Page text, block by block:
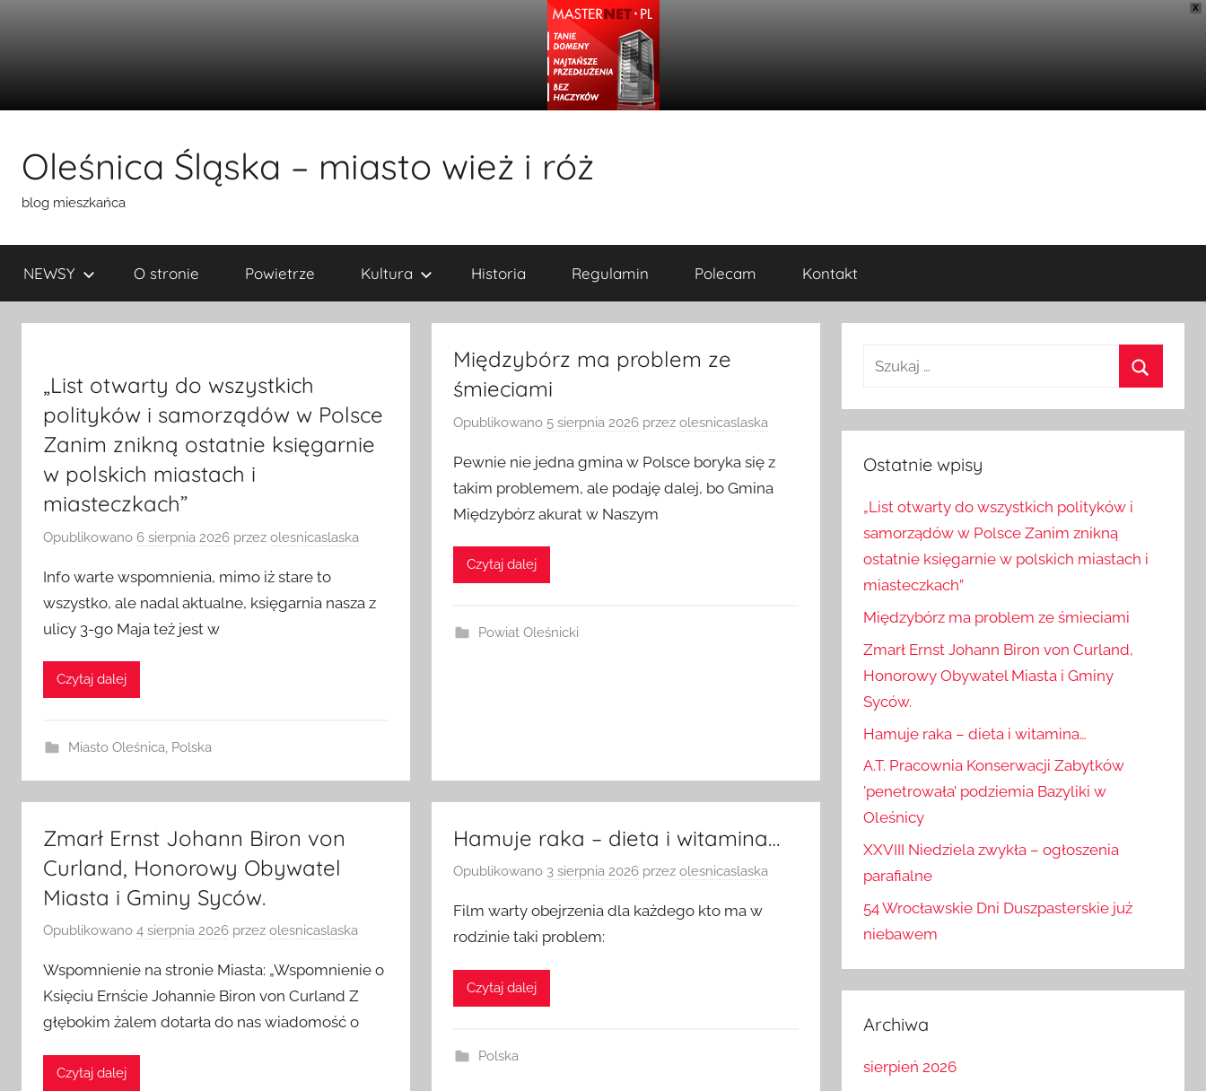
X
Oleśnica Śląska – miasto wież i róż
NEWSY O stronie Powietrze Kultura Historia Regulamin Polecam Kontakt
„List otwarty do wszystkich
polityków i samorządów w Polsce
Zanim znikną ostatnie księgarnie
w polskich miastach i
miasteczkach”
Opublikowano 6 sierpnia 2026 przez olesnicaslaska
Info warte wspomnienia, mimo iż stare to
wszystko, ale nadal aktualne, księgarnia nasza z
ulicy 3-go Maja też jest w
Międzybórz ma problem ze
śmieciami
Opublikowano5 sierpnia 2026 przezolesnicaslaska
Pewnie nie jedna gmina w Polsce boryka się z
takim problemem, ale podaję dalej, bo Gmina
Międzybórz akurat w Naszym
Zmarł Ernst Johann Biron von
Curland, Honorowy Obywatel
Miasta i Gminy Syców.
4 sierpnia 2026 olesnicaslaska
Wspomnienie na stronie Miasta: „Wspomnienie o
Księciu Ernście Johannie Biron von Curland Z
głębokim żalem dotarła do nas wiadomość o
Hamuje raka – dieta i witamina…
Opublikowano3 sierpnia 2026 przezolesnicaslaska
Film warty obejrzenia dla każdego kto ma w
rodzinie taki problem:
Szukaj:
Szukaj
Ostatnie wpisy
„List otwarty do wszystkich polityków i
samorządów w Polsce Zanim znikną
ostatnie księgarnie w polskich miastach i
Międzybórz ma problem ze śmieciami
Honorowy Obywatel Miasta i Gminy
Syców.
Hamuje raka – dieta i witamina…
A.T. Pracownia Konserwacji Zabytków
'penetrowała’ podziemia Bazyliki w
Oleśnicy
XXVIII Niedziela zwykła – ogłoszenia
parafialne
54 Wrocławskie Dni Duszpasterskie już
Archiwa
sierpień 2026